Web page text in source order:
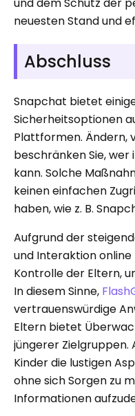
neuesten Stand und
Abschluss
Snapchat bietet
Sicherheitsoptionen
Plattformen. Ändern,
beschränken Sie,
kann. Solche
keinen einfachen
haben, wie z. B.
Aufgrund der
und Interaktion
Kontrolle der Eltern,
In diesem Sinne,
vertrauenswürdige
Eltern bietet
jüngerer Zielgruppen.
Kinder die lustigen
ohne sich Sorgen zu
Informationen